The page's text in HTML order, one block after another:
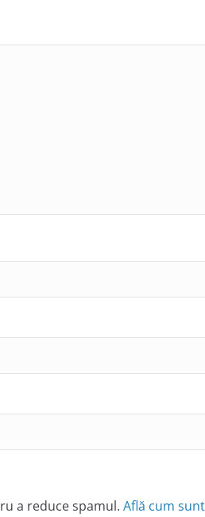
a reduce spamul. Află cum